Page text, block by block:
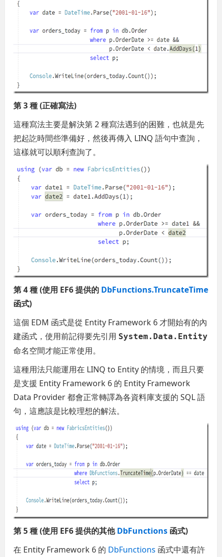
第 3 種 (正確寫法)
這種寫法主要是解決第 2 種寫法遇到的困難，也就是先
把起訖時間些準備好，然後再傳入 LINQ 語句中查詢，
這樣就可以順利查詢了。
第 4 種 (使用 EF6 提供的 DbFunctions.TruncateTime
函式)
這個 EDM 函式是從 Entity Framework 6 才開始有的內
建函式，使用前記得要先引用 System.Data.Entity
命名空間才能正常使用。
這種用法只能運用在 LINQ to Entity 的情境，而且只要
是支援 Entity Framework 6 的 Entity Framework
Data Provider 都會正常轉譯為各資料庫支援的 SQL 語
句，這應該是比較理想的解法。
第 5 種 (使用 EF6 提供的其他DbFunctions 函式)
在 Entity Framework 6 的 DbFunctions 函式中還有許